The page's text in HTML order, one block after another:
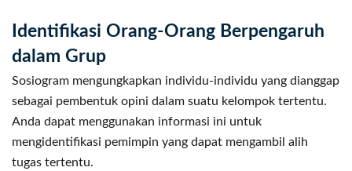
Identifikasi Orang-Orang Berpengaruh
dalam Grup
Sosiogram mengungkapkan individu-individu yang dianggap
sebagai pembentuk opini dalam suatu kelompok tertentu.
Anda dapat menggunakan informasi ini untuk
mengidentifikasi pemimpin yang dapat mengambil alih
tugas tertentu.